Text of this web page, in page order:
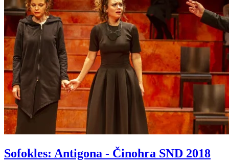
Sofokles: Antigona - Činohra SND 2018